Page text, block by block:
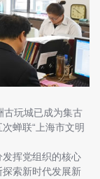
玩城已成为集古
蝉联“上海市文明
挥党组织的核心
索新时代发展新